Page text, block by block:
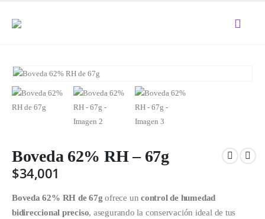
Boveda 62% RH – 67g
$34,001
Boveda 62% RH de 67g ofrece uncontrol de humedad
bidireccional preciso, asegurando la conservación ideal de tus